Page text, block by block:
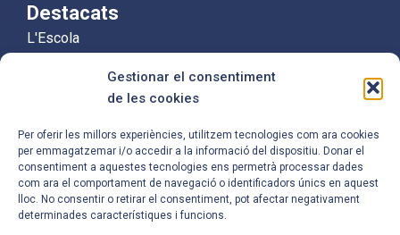
Gestionar el consentiment
de les cookies
Per oferir les millors experiències, utilitzem tecnologies com ara cookies
per emmagatzemar i/o accedir a la informació del dispositiu. Donar el
consentiment a aquestes tecnologies ens permetrà processar dades
com ara el comportament de navegació o identificadors únics en aquest
lloc. No consentir o retirar el consentiment, pot afectar negativament
determinades característiques i funcions.
Destacats
L'Escola
Educació Primària
Contacte
Carrer de Mossèn Camil Rosell, 96,
08921 Santa Coloma de Gramenet,